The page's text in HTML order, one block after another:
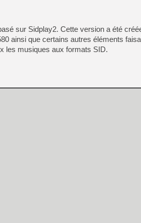
[GK] Le portage de Super
[Mo5] Le jeu de course
[GK] Guillermo del Toro
[GK] Mistfall Hunter : déjà
[GK] Wo Long 2 évolue
[GK] Crossfire : un TPS à
[LS] [PS5] Premiers
[Mo5] DOOM arrive en
[GK] Bethesda fête les 30
[GK] Roblox : l'action en
[GK] Agenda - GeForce
[LS] [PS5] ps5-y2jb-
sur Sidplay2. Cette version a été
ainsi que certains autres éléments
les musiques aux formats SID.